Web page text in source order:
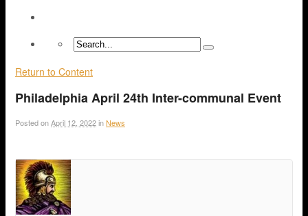
Return to Content
Philadelphia April 24th Inter-communal Event
Posted onApril 12, 2022inNews